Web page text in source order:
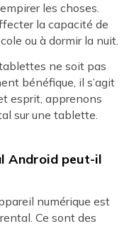
les choses.
la capacité de
ou à dormir la nuit.
ne soit pas
bénéfique, il s’agit
esprit, apprenons
sur une tablette.
Android peut-il
numérique est
Ce sont des